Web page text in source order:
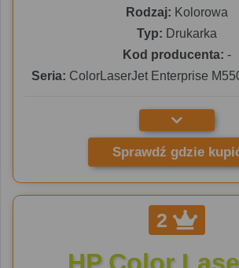
Rodzaj: Kolorowa
Typ: Drukarka
Kod producenta: -
Seria: ColorLaserJet Enterprise
Sprawdź gdzie
2